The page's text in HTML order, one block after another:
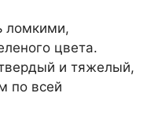
ломкими,
цвета.
и тяжелый,
по всей